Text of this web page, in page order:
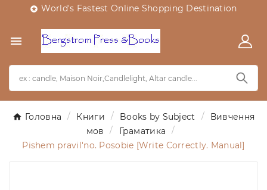
 World's Fastest Online Shopping Destination

Головна Книги Books by Subject
Вивчення
мов
Граматика
Pishem pravil'no. Posobie [Write Correctly. Manual]